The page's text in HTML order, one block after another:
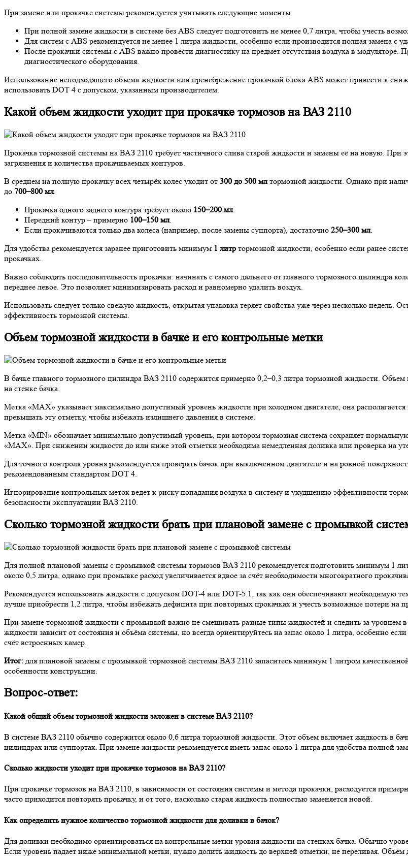
При замене или прокачке системы рекомендуется учитывать следующие моменты:
При полной замене жидкости в системе без ABS следует подготовить не менее 0,7 литра, чтобы учесть
Для систем с ABS рекомендуется не менее 1 литра жидкости, особенно если производится полная замена с
После прокачки системы с ABS важно провести диагностику на предмет отсутствия воздуха в модуляторе.
диагностического оборудования.
Использование неподходящего объема жидкости или пренебрежение прокачкой блока ABS может привести к
использовать DOT 4 с допуском, указанным производителем.
Какой объем жидкости уходит при прокачке тормозов на ВАЗ 2110
Прокачка тормозной системы на ВАЗ 2110 требует частичного слива старой жидкости и замены её на новую. При
загрязнения и количества прокачиваемых контуров.
В среднем на полную прокачку всех четырёх колес уходит от 300 до 500 млтормозной жидкости. Однако при
до 700–800 мл.
Прокачка одного заднего контура требует около 150–200 мл.
Передний контур – примерно 100–150 мл.
Если прокачиваются только два колеса (например, после замены суппорта), достаточно 250–300 мл.
Для удобства рекомендуется заранее приготовить минимум 1 литр тормозной жидкости, особенно если ранее
прокачках.
Важно соблюдать последовательность прокачки: начинать с самого дальнего от главного тормозного цилиндра
переднее левое. Это позволяет минимизировать расход и равномерно удалить воздух.
Использовать следует только свежую жидкость, открытая упаковка теряет свойства уже через несколько недель.
эффективность тормозной системы.
Объем тормозной жидкости в бачке и его контрольные метки
В бачке главного тормозного цилиндра ВАЗ 2110 содержится примерно 0,2–0,3 литра тормозной жидкости.
на стенке бачка.
Метка «MAX» указывает максимально допустимый уровень жидкости при холодном двигателе, она
превышать эту отметку, чтобы избежать излишнего давления в системе.
Метка «MIN» обозначает минимально допустимый уровень, при котором тормозная система сохраняет
«MAX». При снижении жидкости до или ниже этой отметки необходима немедленная доливка или проверка на
Для точного контроля уровня рекомендуется проверять бачок при выключенном двигателе и на ровной
рекомендованным стандартом DOT 4.
Игнорирование контрольных меток ведет к риску попадания воздуха в систему и ухудшению эффективности
безопасности эксплуатации ВАЗ 2110.
Сколько тормозной жидкости брать при плановой замене с промывкой
Для полной плановой замены с промывкой системы тормозов ВАЗ 2110 рекомендуется подготовить минимум 1
около 0,5 литра, однако при промывке расход увеличивается вдвое за счёт необходимости многократного
Рекомендуется использовать жидкости с допуском DOT-4 или DOT-5.1, так как они обеспечивают необходимую
лучше приобрести 1,2 литра, чтобы избежать дефицита при повторных прокачках и учесть возможные потери на
При замене тормозной жидкости с промывкой важно не смешивать разные типы жидкостей и следить за уровнем
жидкости зависит от состояния и объёма системы, но всегда ориентируйтесь на запас около 1 литра, особенно
счёт встроенных камер.
Итог: для плановой замены с промывкой тормозной системы ВАЗ 2110 запаситесь минимум 1 литром
особенности конструкции.
Вопрос-ответ:
Какой общий объем тормозной жидкости заложен в системе ВАЗ 2110?
В системе ВАЗ 2110 обычно содержится около 0,6 литра тормозной жидкости. Этот объем включает жидкость в
цилиндрах или суппортах. При замене жидкости рекомендуется иметь запас около 1 литра для удобства полной
Сколько жидкости уходит при прокачке тормозов на ВАЗ 2110?
При прокачке тормозов на ВАЗ 2110, в зависимости от состояния системы и метода прокачки, расходуется
часто приходится повторять прокачку, и от того, насколько старая жидкость полностью заменяется новой.
Как определить нужное количество тормозной жидкости для доливки в бачок?
Для доливки необходимо ориентироваться на контрольные метки уровня жидкости на стенках бачка. Обычно
Если уровень падает ниже минимальной метки, нужно долить жидкость до верхней отметки, не переливая.